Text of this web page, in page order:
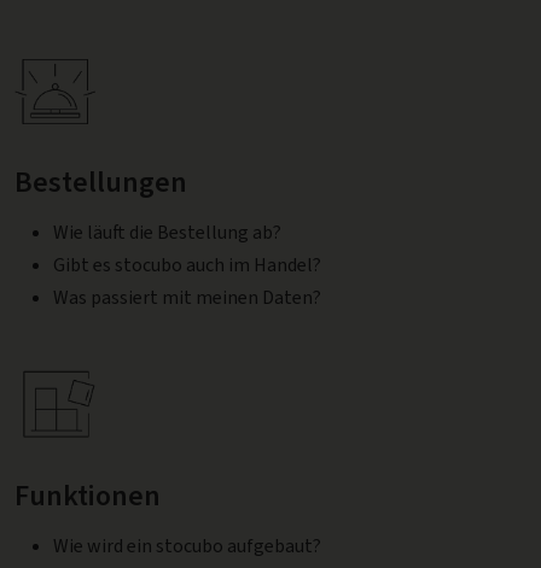
Bestellungen
Wie läuft die Bestellung ab?
Gibt es stocubo auch im Handel?
Was passiert mit meinen Daten?
Funktionen
Wie wird ein stocubo aufgebaut?